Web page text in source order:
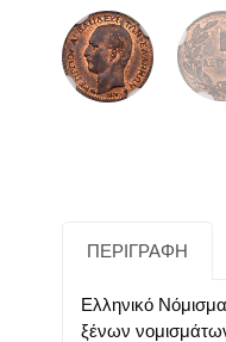
ΠΕΡΙΓΡΑΦΉ
Ελληνικό
ξένων